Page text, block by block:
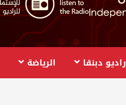
راديو دبنقا الرياضة